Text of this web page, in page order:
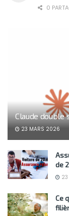
0
Claude double
23 MARS 2026
de
Ce